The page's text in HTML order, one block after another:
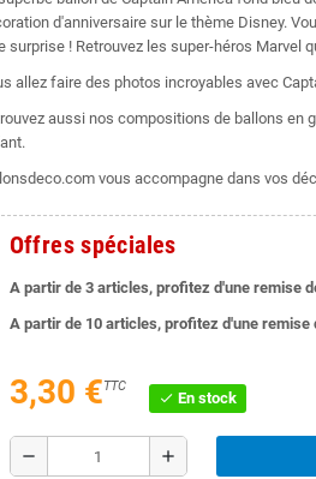
d'anniversaire sur le thème Disney.
surprise ! Retrouvez les super-héros Marvel
allez faire des photos incroyables avec
aussi nos compositions de ballons en
vous accompagne dans vos
Offres spéciales
A partir de 3 articles, profitez d'une remise
A partir de 10 articles, profitez d'une remise
3,30 €TTC
check En stock
remove add